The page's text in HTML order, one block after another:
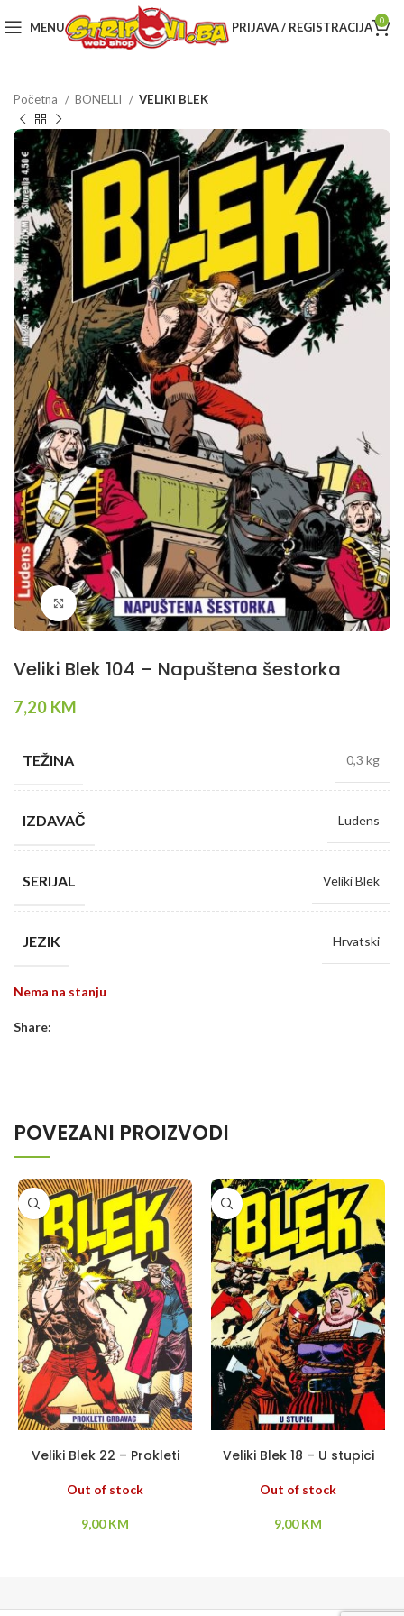
MENU PRIJAVA / REGISTRACIJA 0
Početna BONELLI VELIKI BLEK
Klikni da povečaš
Veliki Blek 104 – Napuštena šestorka
7,20 KM
TEŽINA 0,3 kg
IZDAVAČ Ludens
SERIJAL Veliki Blek
JEZIK Hrvatski
Nema na stanju
Share:
POVEZANI PROIZVODI
Veliki Blek 22 – Prokleti
Out of stock
9,00KM
Veliki Blek 18 – U stupici
Out of stock
9,00KM